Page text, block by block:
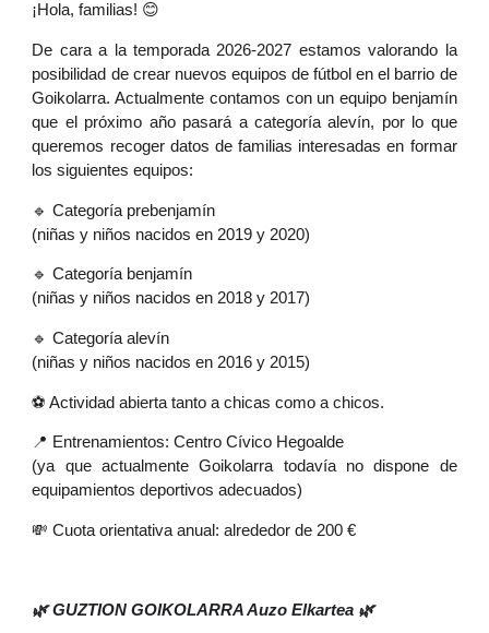
¡Hola, familias! 😊
De cara a la temporada 2026-2027 estamos valorando la
posibilidad de crear nuevos equipos de fútbol en el barrio de
Goikolarra. Actualmente contamos con un equipo benjamín
que el próximo año pasará a categoría alevín, por lo que
queremos recoger datos de familias interesadas en formar
los siguientes equipos:
🔹 Categoría prebenjamín
(niñas y niños nacidos en 2019 y 2020)
🔹 Categoría benjamín
(niñas y niños nacidos en 2018 y 2017)
🔹 Categoría alevín
(niñas y niños nacidos en 2016 y 2015)
⚽ Actividad abierta tanto a chicas como a chicos.
📍 Entrenamientos: Centro Cívico Hegoalde
(ya que actualmente Goikolarra todavía no dispone de
equipamientos deportivos adecuados)
💸 Cuota orientativa anual: alrededor de 200 €
🌿 GUZTION GOIKOLARRA Auzo Elkartea 🌿